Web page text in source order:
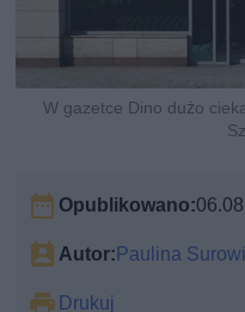
W gazetce Dino dużo
Opublikowano:
Autor:Paulina
Drukuj